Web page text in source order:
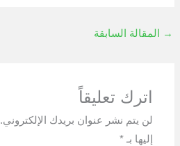
→ المقالة السابقة
اترك تعليقاً
لن يتم نشر عنوان بريدك الإلكتروني.
إليها بـ*